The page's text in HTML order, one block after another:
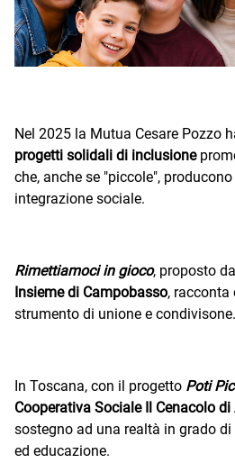
Nel 2025 la Mutua Cesare Pozzo
progetti solidali di inclusione
che, anche se "piccole",
integrazione sociale.
Rimettiamoci in gioco, proposto
Insieme di Campobasso, racconta
strumento di unione e condivisone.
In Toscana, con il progetto Poti
Cooperativa Sociale Il Cenacolo di
sostegno ad una realtà in grado
ed educazione.